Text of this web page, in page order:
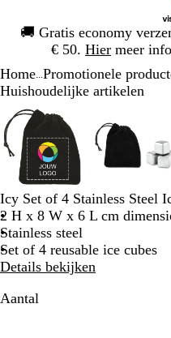
🚚 Gratis economy
€ 50. Hier meer
1
Home Promotionele
Huishoudelijke artikelen
afbeelding
minimum
om
uit
te
vouwen
plus-
en
mintoetsen
om
te
zoomen
pijltjestoetsen
om
te
uit
te
en
te
Dia
1
van
Icy Set of 4 Stainless Steel
2 H x 8 W x 6 L cm
Stainless steel
Set of 4 reusable ice cubes
Details bekijken
Aantal